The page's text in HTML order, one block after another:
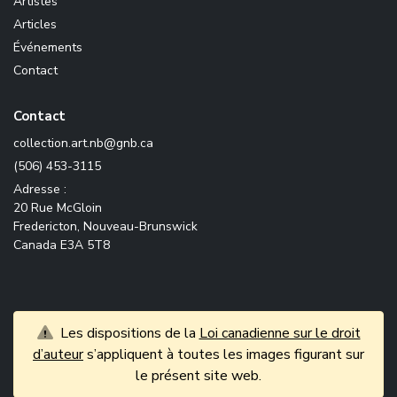
Articles
Événements
Contact
Contact
ac.bng@bn.tra.noitcelloc
(506) 453-3115
Adresse :
20 Rue McGloin
Fredericton, Nouveau-Brunswick
Canada E3A 5T8
Les dispositions de la Loi canadienne sur le droit
d’auteurs’appliquent à toutes les images figurant sur
le présent site web.